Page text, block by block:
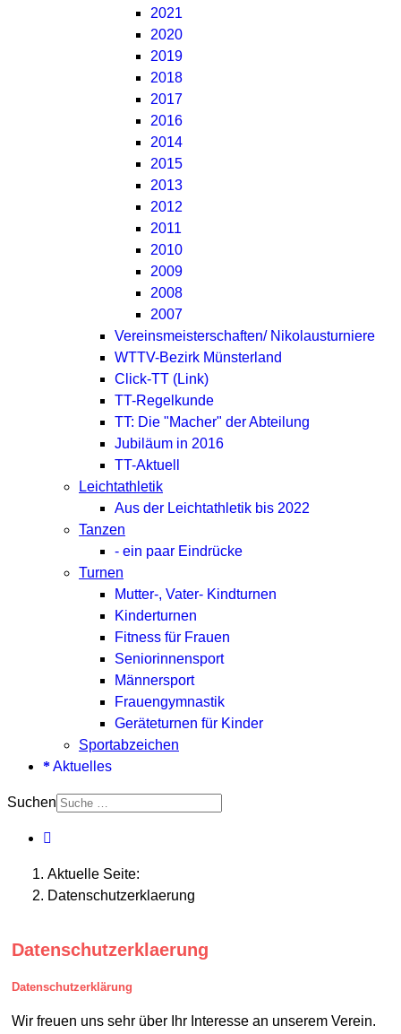
2021
2020
2019
2018
2017
2016
2014
2015
2013
2012
2011
2010
2009
2008
2007
Vereinsmeisterschaften/ Nikolausturniere
WTTV-Bezirk Münsterland
Click-TT (Link)
TT-Regelkunde
TT: Die "Macher" der Abteilung
Jubiläum in 2016
TT-Aktuell
Leichtathletik
Aus der Leichtathletik bis 2022
Tanzen
- ein paar Eindrücke
Turnen
Mutter-, Vater- Kindturnen
Kinderturnen
Fitness für Frauen
Seniorinnensport
Männersport
Frauengymnastik
Geräteturnen für Kinder
Sportabzeichen
Aktuelles
Suchen
Aktuelle Seite:
Datenschutzerklaerung
Datenschutzerklaerung
Datenschutzerklärung
Wir freuen uns sehr über Ihr Interesse an unserem Verein.